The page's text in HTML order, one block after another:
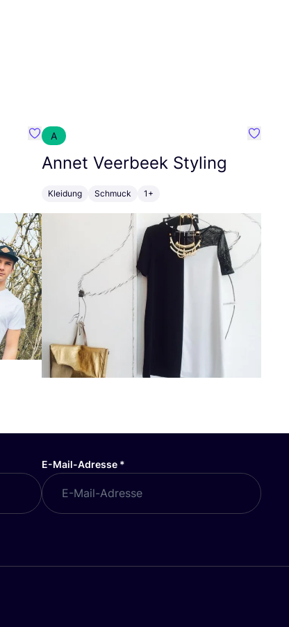
Favorit SEC Surf Every Corner
A
Annet Veerbeek Styling
Kleidung Schmuck 1+
Favorit
E-Mail-Adresse *